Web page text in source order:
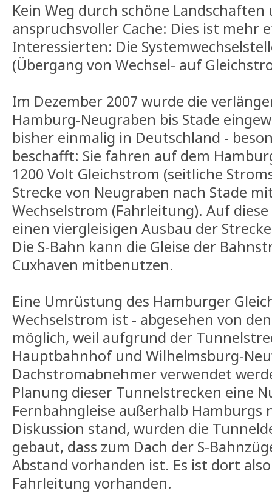
Kein Weg durch schöne Landschaften
anspruchsvoller Cache: Dies ist mehr
Interessierten: Die
(Übergang von Wechsel- auf
Im Dezember 2007 wurde die
Hamburg-Neugraben bis Stade
bisher einmalig in Deutschland -
beschafft: Sie fahren auf dem
1200 Volt Gleichstrom (seitliche
Strecke von Neugraben nach Stade
Wechselstrom (Fahrleitung). Auf
einen viergleisigen Ausbau der
Die S-Bahn kann die Gleise der
Cuxhaven mitbenutzen.
Eine Umrüstung des Hamburger
Wechselstrom ist - abgesehen von
möglich, weil aufgrund der
Hauptbahnhof und Wilhelmsburg-
Dachstromabnehmer verwendet
Planung dieser Tunnelstrecken eine
Fernbahngleise außerhalb Hamburgs
Diskussion stand, wurden die
gebaut, dass zum Dach der S-
Abstand vorhanden ist. Es ist dort
Fahrleitung vorhanden.